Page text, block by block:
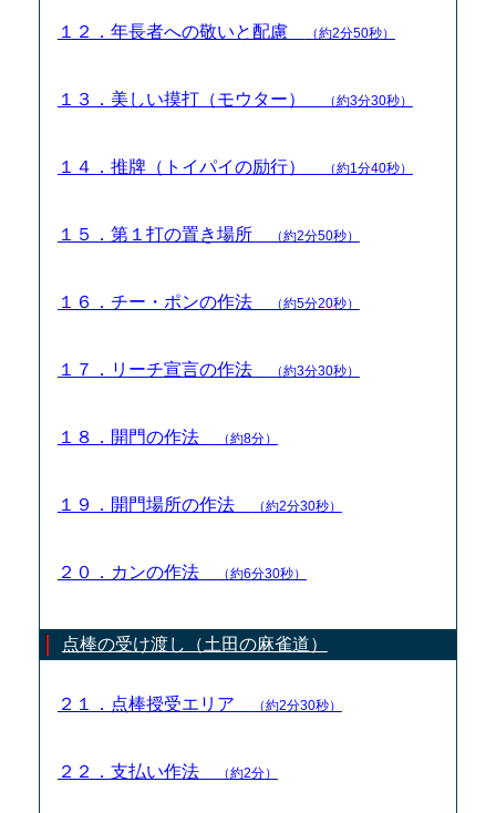
１２．年長者への敬いと配慮 （約2分50秒）
１３．美しい摸打（モウター） （約3分30秒）
１４．推牌（トイパイの励行） （約1分40秒）
１５．第１打の置き場所 （約2分50秒）
１６．チー・ポンの作法 （約5分20秒）
１７．リーチ宣言の作法 （約3分30秒）
１８．開門の作法 （約8分）
１９．開門場所の作法 （約2分30秒）
２０．カンの作法 （約6分30秒）
点棒の受け渡し（土田の麻雀道）
２１．点棒授受エリア （約2分30秒）
２２．支払い作法 （約2分）